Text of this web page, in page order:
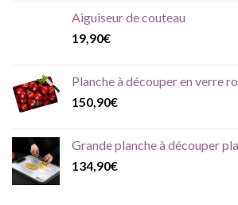
Aiguiseur de couteau
19,90€
Planche à découper en verre
150,90€
Grande planche à découper
134,90€